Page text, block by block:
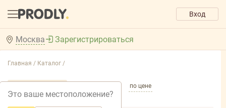
Вход
Москва
Это ваше местоположение?
Зарегистрироваться
Главная / Каталог /
по цене